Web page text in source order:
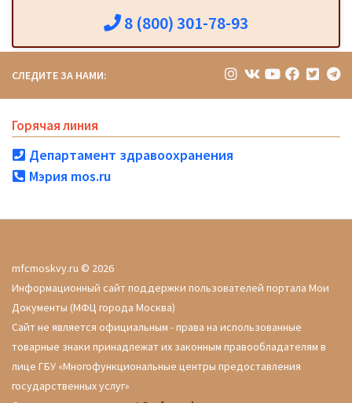
8 (800) 301-78-93
СЛЕДИТЕ ЗА НАМИ:
Горячая линия
Департамент здравоохранения
Мэрия mos.ru
mfcmoskvy.ru © 2026
Информационный сайт поддержки пользователей портала Мои
Документы (МФЦ города Москва)
Сайт не является официальным - права на использованные
товарные знаки принадлежат их законным правообладателям в
лице ГБУ «Многофункциональные центры предоставления
государственных услуг»